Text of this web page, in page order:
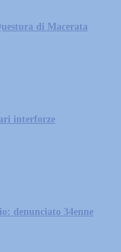
di Macerata
interforze
denunciato 34enne